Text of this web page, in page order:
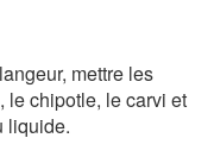
mettre les
le chipotle, le carvi et
liquide.